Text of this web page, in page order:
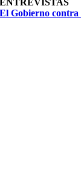
El Gobierno contra